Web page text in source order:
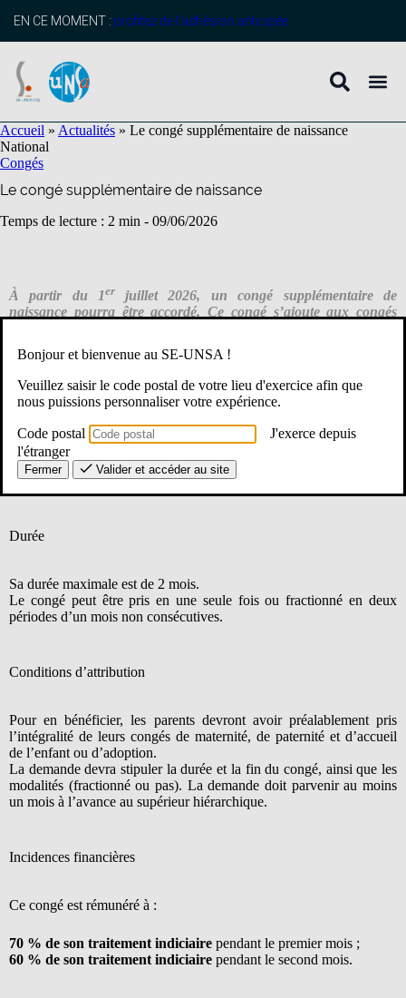
principal
EN CE MOMENT : profitez de l’adhésion anticipée
Accueil » Actualités » Le congé supplémentaire de naissance
National
Congés
Le congé supplémentaire de naissance
Temps de lecture : 2 min - 09/06/2026
À partir du 1er juillet 2026, un congé supplémentaire de
naissance pourra être accordé. Ce congé s’ajoute aux congés
Pour qui ?
Chaque parent (fonctionnaire ou contractuel) peut bénéficier d’un
ou deux mois de congé, pris simultanément ou en alternance avec
l’autre parent.
Durée
Sa durée maximale est de 2 mois.
Le congé peut être pris en une seule fois ou fractionné en deux
périodes d’un mois non consécutives.
Conditions d’attribution
Pour en bénéficier, les parents devront avoir préalablement pris
l’intégralité de leurs congés de maternité, de paternité et d’accueil
de l’enfant ou d’adoption.
La demande devra stipuler la durée et la fin du congé, ainsi que les
modalités (fractionné ou pas). La demande doit parvenir au moins
un mois à l’avance au supérieur hiérarchique.
Incidences financières
Ce congé est rémunéré à :
70 % de son traitement indiciaire pendant le premier mois ;
60 % de son traitement indiciaire pendant le second mois.
Bonjour et bienvenue au SE-UNSA !
Veuillez saisir le code postal de votre lieu d'exercice afin que
nous puissions personnaliser votre expérience.
Code postal
J'exerce depuis
l'étranger
Fermer Valider et accéder au site